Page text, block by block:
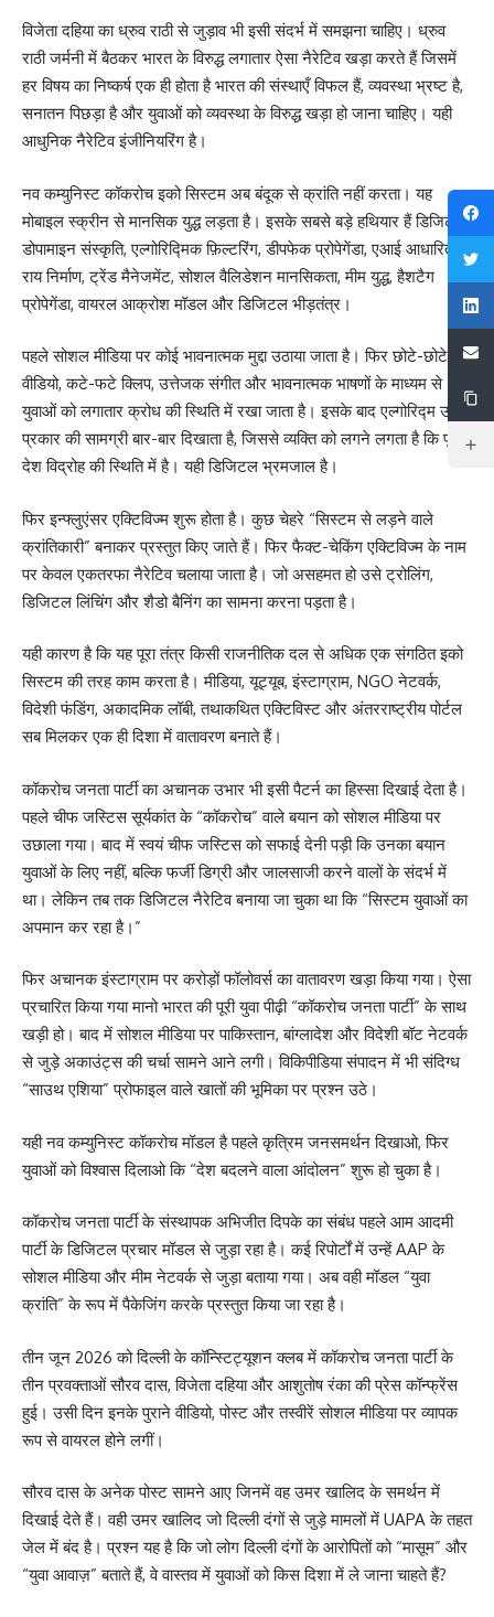
विजेता दहिया का ध्रुव राठी से जुड़ाव भी इसी संदर्भ में समझना चाहिए। ध्रुव
राठी जर्मनी में बैठकर भारत के विरुद्ध लगातार ऐसा नैरेटिव खड़ा करते हैं जिसमें
हर विषय का निष्कर्ष एक ही होता है भारत की संस्थाएँ विफल हैं, व्यवस्था भ्रष्ट है,
सनातन पिछड़ा है और युवाओं को व्यवस्था के विरुद्ध खड़ा हो जाना चाहिए। यही
आधुनिक नैरेटिव इंजीनियरिंग है।
नव कम्युनिस्ट कॉकरोच इको सिस्टम अब बंदूक से क्रांति नहीं करता। यह
मोबाइल स्क्रीन से मानसिक युद्ध लड़ता है। इसके सबसे बड़े हथियार हैं डिजिटल
डोपामाइन संस्कृति, एल्गोरिद्मिक फ़िल्टरिंग, डीपफेक प्रोपेगेंडा, एआई आधारित
राय निर्माण, ट्रेंड मैनेजमेंट, सोशल वैलिडेशन मानसिकता, मीम युद्ध, हैशटैग
प्रोपेगेंडा, वायरल आक्रोश मॉडल और डिजिटल भीड़तंत्र।
पहले सोशल मीडिया पर कोई भावनात्मक मुद्दा उठाया जाता है। फिर छोटे-छोटे
वीडियो, कटे-फटे क्लिप, उत्तेजक संगीत और भावनात्मक भाषणों के माध्यम से
युवाओं को लगातार क्रोध की स्थिति में रखा जाता है। इसके बाद एल्गोरिद्म उसी
प्रकार की सामग्री बार-बार दिखाता है, जिससे व्यक्ति को लगने लगता है कि पूरा
देश विद्रोह की स्थिति में है। यही डिजिटल भ्रमजाल है।
फिर इन्फ्लुएंसर एक्टिविज्म शुरू होता है। कुछ चेहरे “सिस्टम से लड़ने वाले
क्रांतिकारी” बनाकर प्रस्तुत किए जाते हैं। फिर फैक्ट-चेकिंग एक्टिविज्म के नाम
पर केवल एकतरफा नैरेटिव चलाया जाता है। जो असहमत हो उसे ट्रोलिंग,
डिजिटल लिंचिंग और शैडो बैनिंग का सामना करना पड़ता है।
यही कारण है कि यह पूरा तंत्र किसी राजनीतिक दल से अधिक एक संगठित इको
सिस्टम की तरह काम करता है। मीडिया, यूट्यूब, इंस्टाग्राम, NGO नेटवर्क,
विदेशी फंडिंग, अकादमिक लॉबी, तथाकथित एक्टिविस्ट और अंतरराष्ट्रीय पोर्टल
सब मिलकर एक ही दिशा में वातावरण बनाते हैं।
कॉकरोच जनता पार्टी का अचानक उभार भी इसी पैटर्न का हिस्सा दिखाई देता है।
पहले चीफ जस्टिस सूर्यकांत के “कॉकरोच” वाले बयान को सोशल मीडिया पर
उछाला गया। बाद में स्वयं चीफ जस्टिस को सफाई देनी पड़ी कि उनका बयान
युवाओं के लिए नहीं, बल्कि फर्जी डिग्री और जालसाजी करने वालों के संदर्भ में
था। लेकिन तब तक डिजिटल नैरेटिव बनाया जा चुका था कि “सिस्टम युवाओं का
अपमान कर रहा है।”
फिर अचानक इंस्टाग्राम पर करोड़ों फॉलोवर्स का वातावरण खड़ा किया गया। ऐसा
प्रचारित किया गया मानो भारत की पूरी युवा पीढ़ी “कॉकरोच जनता पार्टी” के साथ
खड़ी हो। बाद में सोशल मीडिया पर पाकिस्तान, बांग्लादेश और विदेशी बॉट नेटवर्क
से जुड़े अकाउंट्स की चर्चा सामने आने लगी। विकिपीडिया संपादन में भी संदिग्ध
“साउथ एशिया” प्रोफाइल वाले खातों की भूमिका पर प्रश्न उठे।
यही नव कम्युनिस्ट कॉकरोच मॉडल है पहले कृत्रिम जनसमर्थन दिखाओ, फिर
युवाओं को विश्वास दिलाओ कि “देश बदलने वाला आंदोलन” शुरू हो चुका है।
कॉकरोच जनता पार्टी के संस्थापक अभिजीत दिपके का संबंध पहले आम आदमी
पार्टी के डिजिटल प्रचार मॉडल से जुड़ा रहा है। कई रिपोर्टों में उन्हें AAP के
सोशल मीडिया और मीम नेटवर्क से जुड़ा बताया गया। अब वही मॉडल “युवा
क्रांति” के रूप में पैकेजिंग करके प्रस्तुत किया जा रहा है।
तीन जून 2026 को दिल्ली के कॉन्स्टिट्यूशन क्लब में कॉकरोच जनता पार्टी के
तीन प्रवक्ताओं सौरव दास, विजेता दहिया और आशुतोष रंका की प्रेस कॉन्फ्रेंस
हुई। उसी दिन इनके पुराने वीडियो, पोस्ट और तस्वीरें सोशल मीडिया पर व्यापक
रूप से वायरल होने लगीं।
सौरव दास के अनेक पोस्ट सामने आए जिनमें वह उमर खालिद के समर्थन में
दिखाई देते हैं। वही उमर खालिद जो दिल्ली दंगों से जुड़े मामलों में UAPA के तहत
जेल में बंद है। प्रश्न यह है कि जो लोग दिल्ली दंगों के आरोपितों को “मासूम” और
“युवा आवाज़” बताते हैं, वे वास्तव में युवाओं को किस दिशा में ले जाना चाहते हैं?